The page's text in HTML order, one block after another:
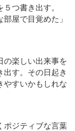
つ書き出す。
屋で目覚めた」
の楽しい出来事を
す。その日起き
やすいかもしれな
ポジティブな言葉